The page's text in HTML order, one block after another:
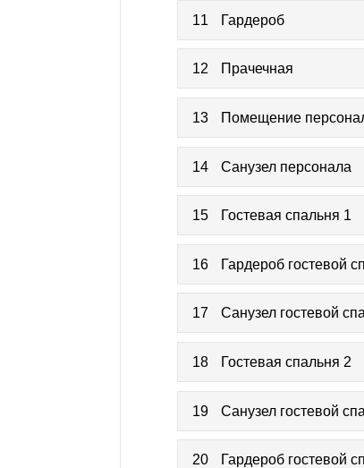
11 Гардероб
12 Прачечная
13 Помещение
14 Санузел персонала
15 Гостевая спальня 1
16 Гардероб гостевой
17 Санузел гостевой
18 Гостевая спальня 2
19 Санузел гостевой
20 Гардероб гостевой